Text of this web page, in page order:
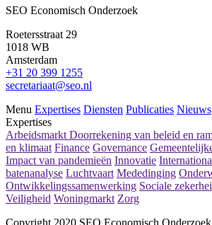
SEO Economisch Onderzoek
Roetersstraat 29
1018 WB
Amsterdam
+31 20 399 1255
secretariaat@seo.nl
Menu Expertises Diensten Publicaties Nieuws
Expertises
Arbeidsmarkt Doorrekening van beleid en
en klimaat Finance Governance
Impact van pandemieën Innovatie
batenanalyse Luchtvaart Mededinging
Ontwikkelingssamenwerking Sociale
Veiligheid Woningmarkt Zorg